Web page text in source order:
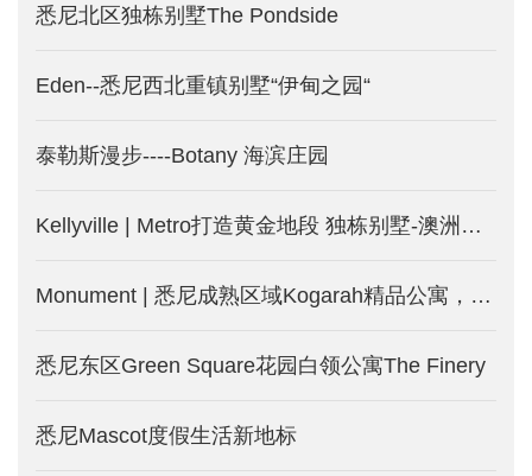
悉尼北区独栋别墅The Pondside
Eden--悉尼西北重镇别墅“伊甸之园“
泰勒斯漫步----Botany 海滨庄园
Kellyville | Metro打造黄金地段 独栋别墅-澳洲悉尼新楼盘
Monument | 悉尼成熟区域Kogarah精品公寓，两房仅75万澳币起！
悉尼东区Green Square花园白领公寓The Finery
悉尼Mascot度假生活新地标